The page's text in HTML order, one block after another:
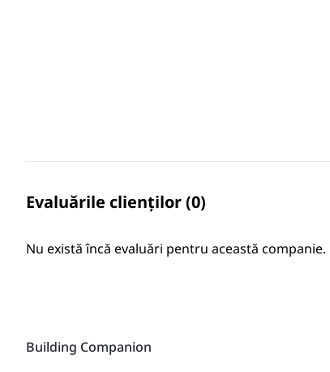
Evaluările clienților (0)
Nu există încă evaluări pentru această companie.
Building Companion